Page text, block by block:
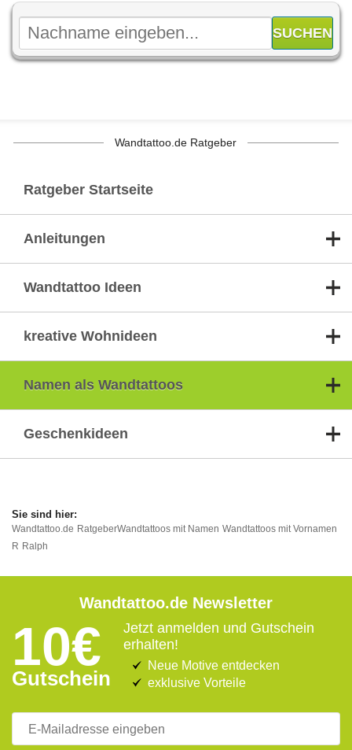
Wandtattoo.de Ratgeber
Ratgeber Startseite
Anleitungen
Wandtattoo Ideen
kreative Wohnideen
Namen als Wandtattoos
Geschenkideen
Wandtattoo.de RatgeberWandtattoos mit Namen Wandtattoos mit Vornamen
R Ralph
Wandtattoo.de Newsletter
10€
Gutschein
Jetzt anmelden und Gutschein
erhalten!
Neue Motive entdecken
exklusive Vorteile